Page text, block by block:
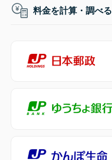
料金を計算・調べる